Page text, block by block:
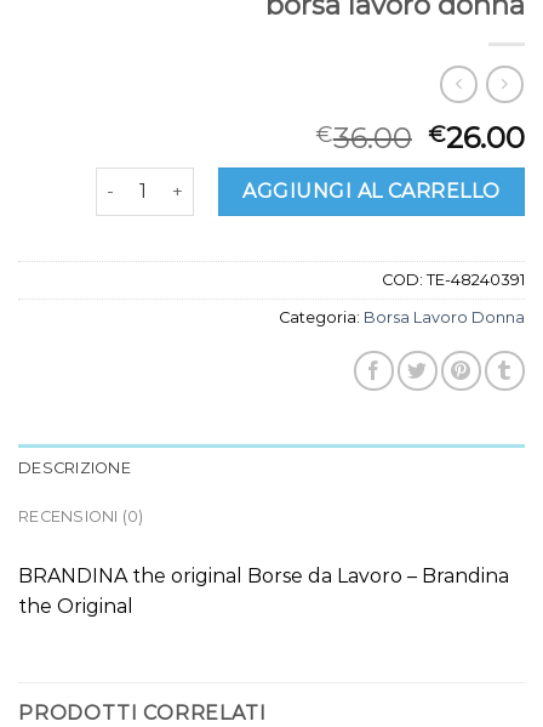
€36.00 €26.00
borsa lavoro donna quantitàAGGIUNGI AL CARRELLO
COD: TE-48240391
Categoria: Borsa Lavoro Donna
DESCRIZIONE
RECENSIONI (0)
BRANDINA the original Borse da Lavoro – Brandina
the Original
PRODOTTI CORRELATI